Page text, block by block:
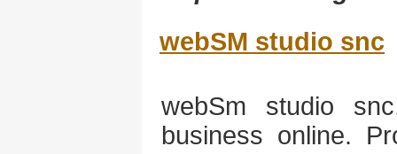
webSM studio snc
webSm studio
business online.